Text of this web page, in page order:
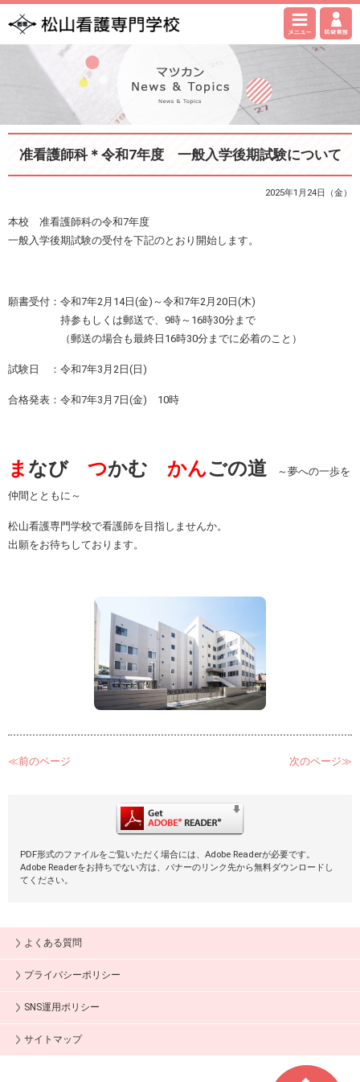
准看護師科＊令和7年度 一般入学後期試験について
2025年1月24日（金）
本校 准看護師科の令和7年度
一般入学後期試験の受付を下記のとおり開始します。
願書受付：令和7年2月14日(金)～令和7年2月20日(木)
持参もしくは郵送で、9時～16時30分まで
（郵送の場合も最終日16時30分までに必着のこと）
試験日 ：令和7年3月2日(日)
合格発表：令和7年3月7日(金) 10時
ま なび つかむ かんごの道～夢への一歩を
仲間とともに～
松山看護専門学校で看護師を目指しませんか。
出願をお待ちしております。
≪前のページ 次のページ≫
PDF形式のファイルをご覧いただく場合には、Adobe Readerが必要です。
Adobe Readerをお持ちでない方は、バナーのリンク先から無料ダウンロードし
てください。
よくある質問
プライバシーポリシー
SNS運用ポリシー
サイトマップ